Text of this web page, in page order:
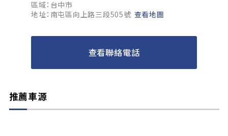
區域：台中市
地址：南屯區向上路三段505號 查看地圖
查看聯絡電話
推薦車源